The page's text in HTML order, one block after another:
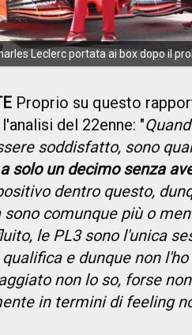
Leclerc portata ai box dopo il
Proprio su questo
del 22enne: "
soddisfatto, sono
solo un decimo senza
dentro questo,
comunque più o
le PL3 sono l'unica
e dunque non
non lo so, forse
in termini di feeling